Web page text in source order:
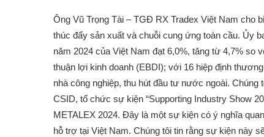
Ông Vũ Trọng Tài – TGĐ RX Tradex Việt Nam cho
thúc đẩy sản xuất và chuỗi cung ứng toàn cầu. Ủy
năm 2024 của Việt Nam đạt 6,0%, tăng từ 4,7% so
thuận lợi kinh doanh (EBDI); với 16 hiệp định
nhà công nghiệp, thu hút đầu tư nước ngoài.
CSID, tổ chức sự kiện “Supporting Industry Show
METALEX 2024. Đây là một sự kiện có ý nghĩa
hỗ trợ tại Việt Nam. Chúng tôi tin rằng sự kiện này